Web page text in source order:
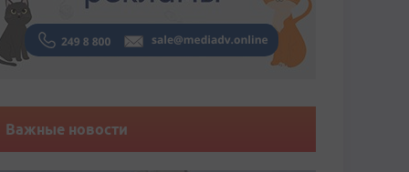
Важные новости